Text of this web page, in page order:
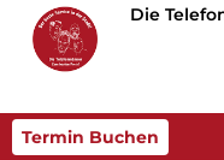
Die
Termin Buchen